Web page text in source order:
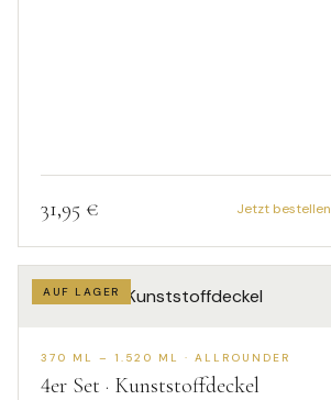
31,95 € Jetzt bestellen
AUF LAGER
370 ML – 1.520 ML · ALLROUNDER
4er Set · Kunststoffdeckel